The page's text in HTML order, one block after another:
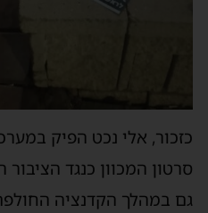
כזכור, אלי נכט הפיק
סרטון המכוון כנגד
גם במהלך הקדנציה